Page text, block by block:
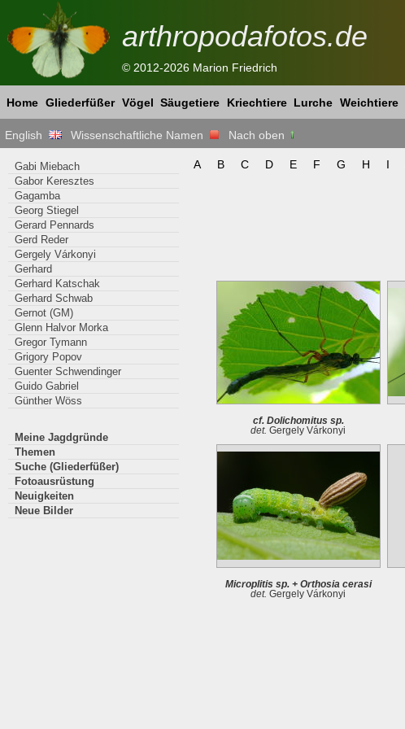
arthropodafotos.de
© 2012-2026 Marion Friedrich
Home Gliederfüßer Vögel Säugetiere Kriechtiere Lurche Weichtiere
English Wissenschaftliche Namen Nach oben
A B C D E F G H I
cf. Dolichomitus sp.
det. Gergely Várkonyi
Microplitis sp. + Orthosia cerasi
det. Gergely Várkonyi
Gabi Miebach
Gabor Keresztes
Gagamba
Georg Stiegel
Gerard Pennards
Gerd Reder
Gergely Várkonyi
Gerhard
Gerhard Katschak
Gerhard Schwab
Gernot (GM)
Glenn Halvor Morka
Gregor Tymann
Grigory Popov
Guenter Schwendinger
Guido Gabriel
Günther Wöss
Meine Jagdgründe
Themen
Suche (Gliederfüßer)
Fotoausrüstung
Neuigkeiten
Neue Bilder